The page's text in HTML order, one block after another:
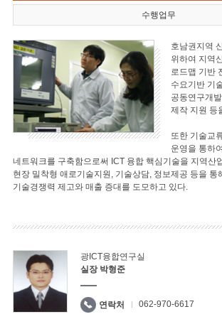
수행업무
호남권지역
위하여 지역
로드맵 기반
수요기반 기
공동연구개
제작 지원 등
또한 기술교
운영을 통하
네트워크를 구축함으로써 ICT 융합 핵심기술을 지역산
현장 밀착형 애로기술지원, 기술상담, 정보제공 등을 통
기술경쟁력 제고와 매출 증대를 도모하고 있다.
광ICT융합연구실
실장 박형준
연락처 062-970-6617